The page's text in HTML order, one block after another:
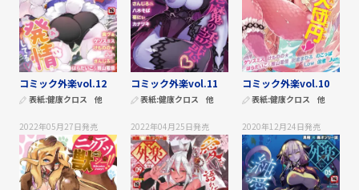
コミック外楽vol.12
表紙:健康クロス 他
コミック外楽vol.11
表紙:健康クロス 他
コミック外楽vol.10
表紙:健康クロス 他
2022年05月27日発売 2022年04月25日発売 2020年12月24日発売